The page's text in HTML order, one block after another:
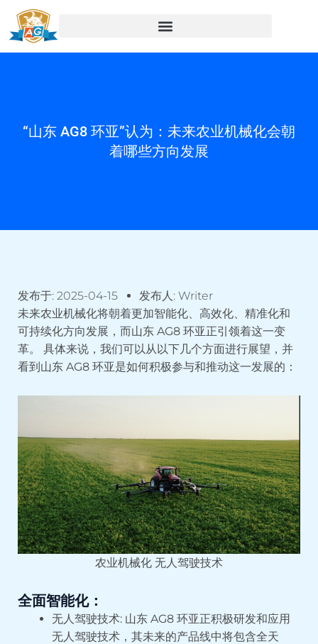
“山东 AG8 环亚”认为：未来农业机械化会朝
着哪些方向发展
发布于: 2025-04-15 发布人: Writer
未来农业机械化将朝着更加智能化、高效化、精准化和
可持续化方向发展，而山东 AG8 环亚正引领着这一变
革。 具体来说，我们可以从以下几个方面进行展望，并
看到山东 AG8 环亚是如何积极参与和推动这一发展的：
农业机械化 无人驾驶技术
全面智能化：
无人驾驶技术: 山东 AG8 环亚正积极研发和应用
无人驾驶技术，其未来的产品线中将包含全天